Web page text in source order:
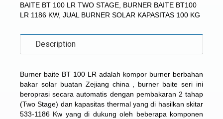
BAITE BT 100 LR TWO STAGE BURNER BAITE BT100
LR 1186 KW, JUAL BURNER SOLAR KAPASITAS 100 KG
Description
Burner baite BT 100 LR adalah kompor burner berbahan
bakar solar buatan Zejiang china , burner baite seri ini
beroprasi secara automatis dengan pembakaran 2 tahap
(Two Stage) dan kapasitas thermal yang di hasilkan skitar
533-1186 Kw yang di dukung oleh beberapa komponen